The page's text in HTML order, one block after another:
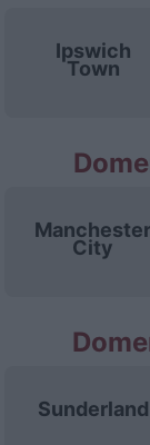
Ipswich
Town
Manchester
City
Sunderland